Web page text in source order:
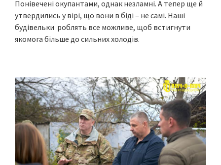
Понівечені окупантами, однак незламні. А тепер ще й
утвердились у вірі, що вони в біді – не самі. Наші
будівельки роблять все можливе, щоб встигнути
якомога більше до сильних холодів.